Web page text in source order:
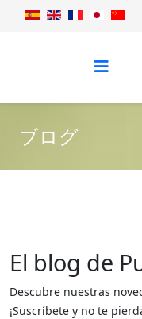
ブログ
El blog de
Descubre nuestras
¡Suscríbete y no te